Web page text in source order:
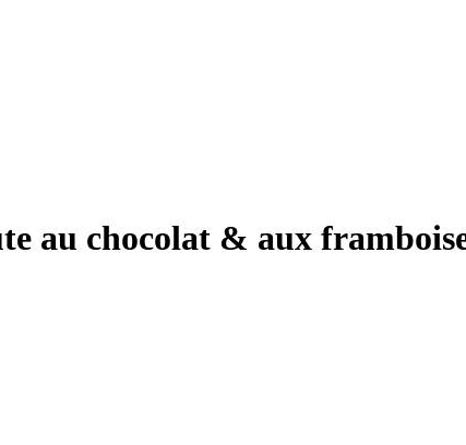
au chocolat & aux